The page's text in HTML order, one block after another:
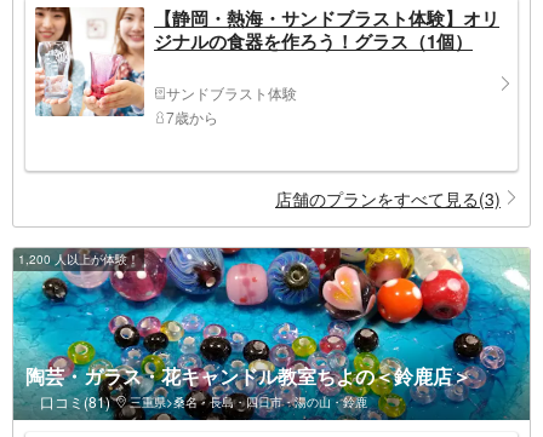
【静岡・熱海・サンドブラスト体験】オリ
ジナルの食器を作ろう！グラス（1個）
サンドブラスト体験
7歳から
店舗のプランをすべて見る(3)
1,200 人以上が体験！
陶芸・ガラス・花キャンドル教室ちよの＜鈴鹿店＞
口コミ(81) 三重県>桑名・長島・四日市・湯の山・鈴鹿